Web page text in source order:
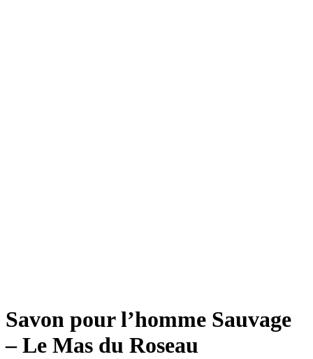
Savon pour l’homme Sauvage
– Le Mas du Roseau